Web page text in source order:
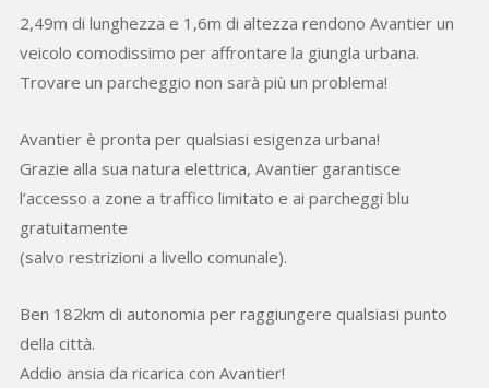
2,49m di lunghezza e 1,6m di altezza rendono Avantier un
veicolo comodissimo per affrontare la giungla urbana.
Trovare un parcheggio non sarà più un problema!
Avantier è pronta per qualsiasi esigenza urbana!
Grazie alla sua natura elettrica, Avantier garantisce
l’accesso a zone a traffico limitato e ai parcheggi blu
gratuitamente
(salvo restrizioni a livello comunale).
Ben 182km di autonomia per raggiungere qualsiasi punto
della città.
Addio ansia da ricarica con Avantier!